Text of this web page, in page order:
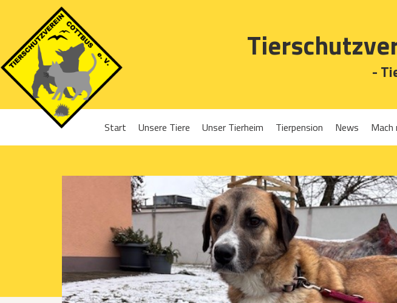
-
Start Unsere Tiere
Katzen
Kleintiere
Unser Tierheim
Projekte 2017
Projekte 2018
Projekte 2019
Projekte 2020
Projekte 2021
Tierpension News Mach